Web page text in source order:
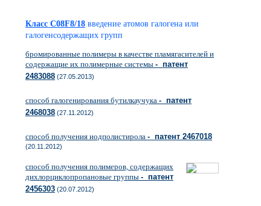
Класс C08F8/18 введение атомов галогена или
галогенсодержащих групп
бромированные полимеры в качестве пламягасителей и
содержащие их полимерные системы - патент
2483088 (27.05.2013)
способ галогенирования бутилкаучука - патент
2468038 (27.11.2012)
способ получения иодполистирола - патент 2467018
(20.11.2012)
способ получения полимеров, содержащих
дихлорциклопропановые группы - патент
2456303 (20.07.2012)